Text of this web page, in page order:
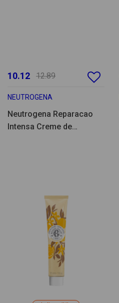
10.12 12.89
NEUTROGENA
Neutrogena Reparacao
Intensa Creme de